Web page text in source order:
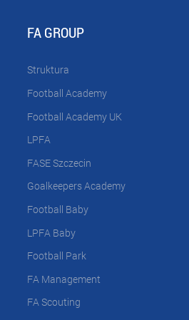
FA GROUP
Struktura
Football Academy
Football Academy UK
LPFA
FASE Szczecin
Goalkeepers Academy
Football Baby
LPFA Baby
Football Park
FA Management
FA Scouting